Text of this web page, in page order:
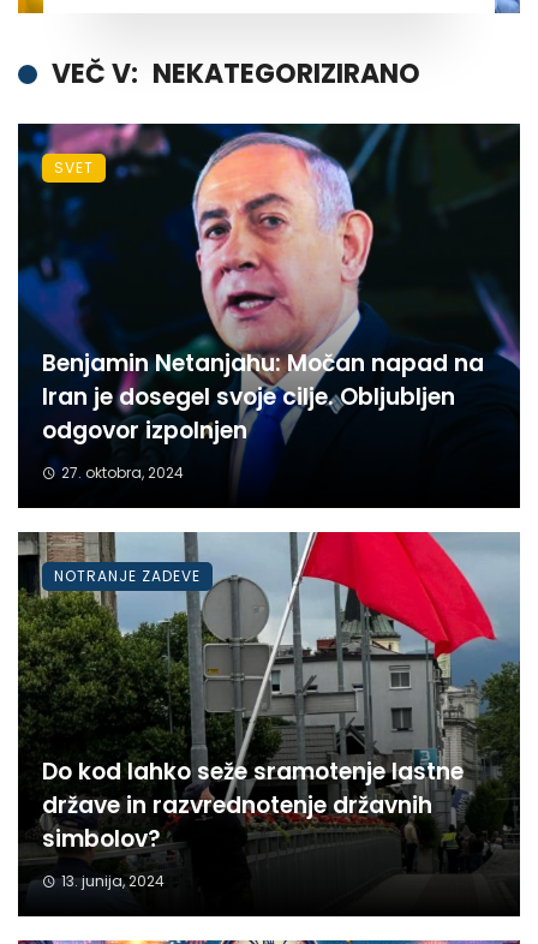
VEČ V: NEKATEGORIZIRANO
Benjamin Netanjahu: Močan napad na
Iran je dosegel svoje cilje. Obljubljen
odgovor izpolnjen
27. oktobra, 2024
SVET
Do kod lahko seže sramotenje lastne
države in razvrednotenje državnih
simbolov?
13. junija, 2024
NOTRANJE ZADEVE